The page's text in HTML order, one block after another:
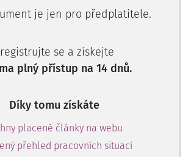
ochranné lhůty neposkytuje. Pokud by
na otcovskou ode dne 30. září 2022,
podpůrčí dobu.
lhůta činí zpravidla 7 kalendářních dnů
zaměstnání. Platí zásada, že
je jen pro předplatitele.
se a získejte
plný přístup na 14 dnů.
Díky tomu získáte
placené články na webu
přehled pracovních situací